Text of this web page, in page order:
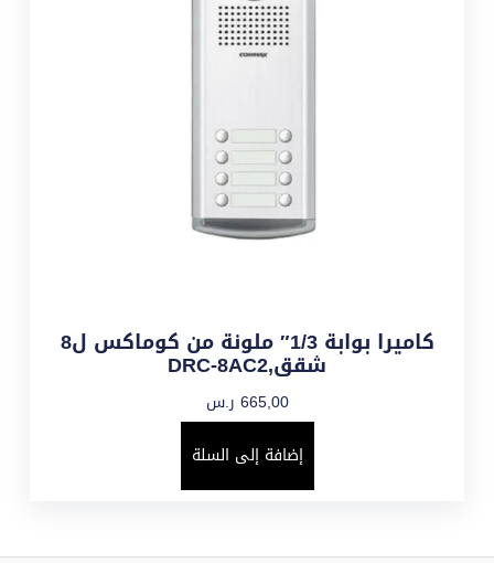
كاميرا بوابة 1/3″ ملونة من كوماكس ل8
شقق,DRC-8AC2
665,00 ر.س
إضافة إلى السلة